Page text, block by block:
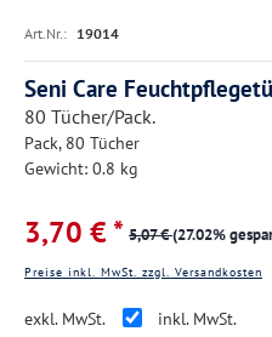
Art.Nr.: 19014
Seni Care
80 Tücher/Pack.
Pack, 80 Tücher
Gewicht: 0.8 kg
3,70 € * 5,07 €(27.02%
Preise inkl. MwSt. zzgl. Versandkosten
exkl. MwSt.
inkl. MwSt.